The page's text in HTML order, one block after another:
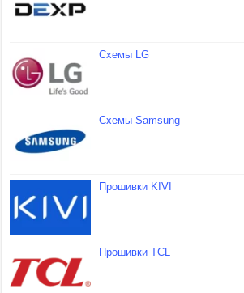
Схемы LG
Схемы Samsung
Прошивки KIVI
Прошивки TCL